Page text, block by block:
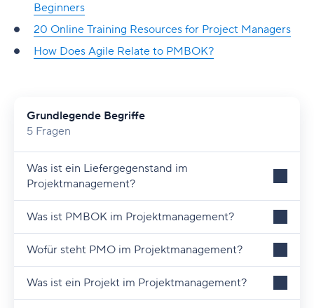
Beginners
20 Online Training Resources for Project Managers
How Does Agile Relate to PMBOK?
Grundlegende Begriffe
5 Fragen
Was ist ein Liefergegenstand im
Projektmanagement?
Was ist PMBOK im Projektmanagement?
Wofür steht PMO im Projektmanagement?
Was ist ein Projekt im Projektmanagement?